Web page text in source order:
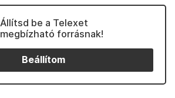
Állítsd be a Telexet
megbízható forrásnak!
Beállítom